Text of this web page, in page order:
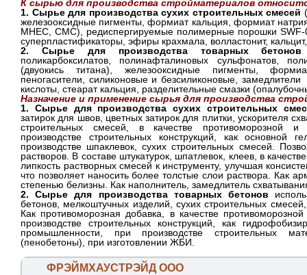
К сырью для производства стройматериалов
1. Сырье для производства сухих строительных смесей
железооксидные пигменты, формиат кальция, формиат
MHEC, CMC), редиспергируемые полимерные порошки
суперпластификаторы, эфиры крахмала, волластонит,
2. Сырье для производства товарных бетонов
поликарбоксилатов, полинафталиновых сульфонатов,
(двуокись титана), железооксидные пигменты,
пеногасители, силиконовые и безсиликоновые,
кислоты, стеарат кальция, разделительные смазки
Назначение и применение сырья для производства
1. Сырье для производства сухих строительных
затирок для швов, цветных затирок для плитки, ускорителя
строительных смесей, в качестве противоморозной
производстве строительных конструкций, как основной
производстве шпаклевок, сухих строительных смесей.
растворов. В составе штукатурок, шпатлевок, клеев, в
липкость растворных смесей к инструменту, улучшая
что позволяет наносить более толстые слои раствора. Как
степенью белизны. Как наполнитель, замедлитель
2. Сырье для производства товарных бетонов
бетонов, мелкоштучных изделий, сухих строительных
Как противоморозная добавка, в качестве
производстве строительных конструкций, как
промышленности, при производстве строительных
(пенобетоны), при изготовлении ЖБИ.
ФРЭЙМХАУСТРЭЙД ООО